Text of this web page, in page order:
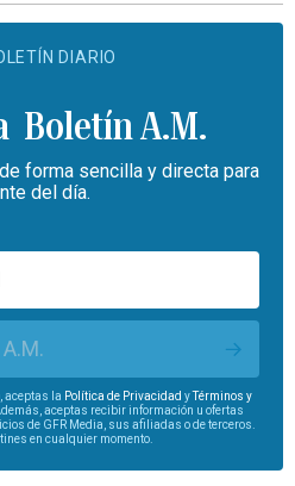
DIARIO
Boletín A.M.
forma sencilla y directa para
del día.
aceptas la Política de Privacidad yTérminos y
aceptas recibir información u ofertas
de GFR Media, sus afiliadas o de terceros.
en cualquier momento.